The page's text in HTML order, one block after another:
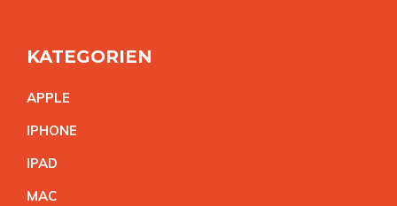
KATEGORIEN
APPLE
IPHONE
IPAD
MAC